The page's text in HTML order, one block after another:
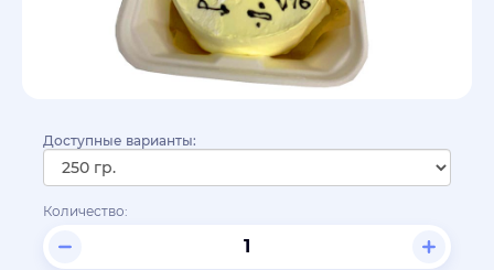
Доступные варианты:
Количество: